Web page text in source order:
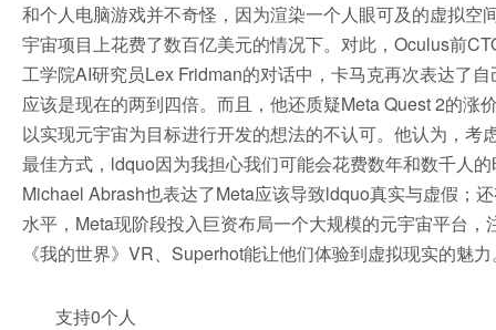
和个人电脑游戏并不奇怪，因为渲染一个人眼可及的虚拟
宇宙项目上花费了数百亿美元的情况下。对此，Oculus前
工学院AI研究员Lex Fridman的对话中，卡马克再次表达了
应该是现在的两到四倍。而且，他还质疑Meta Quest 2的
以实现元宇宙为目标进行开发的想法的不认可。他认为，
最佳方式，ldquo因为我担心我们可能会花费数年和数千人
Michael Abrash也表达了Meta应该导致ldquo真实与虚假；
水平，Meta现阶段投入巨资布局一个大规模的元宇宙平台
《我的世界》VR、Superhot能让他们体验到虚拟现实的魅
支持0个人